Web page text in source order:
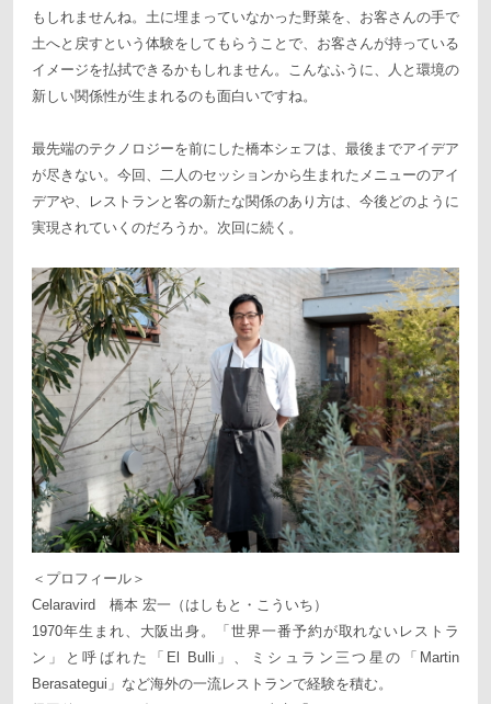
もしれませんね。土に埋まっていなかった野菜を、お客さんの手で
土へと戻すという体験をしてもらうことで、お客さんが持っている
イメージを払拭できるかもしれません。こんなふうに、人と環境の
新しい関係性が生まれるのも面白いですね。
最先端のテクノロジーを前にした橋本シェフは、最後までアイデア
が尽きない。今回、二人のセッションから生まれたメニューのアイ
デアや、レストランと客の新たな関係のあり方は、今後どのように
実現されていくのだろうか。次回に続く。
＜プロフィール＞
Celaravird 橋本 宏一（はしもと・こういち）
1970年生まれ、大阪出身。「世界一番予約が取れないレストラ
ン」と呼ばれた「El Bulli」、ミシュラン三つ星の「Martin
Berasategui」など海外の一流レストランで経験を積む。